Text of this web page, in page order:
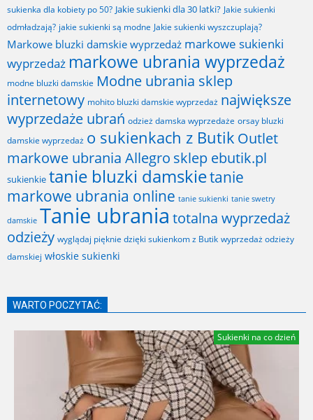
sukienka dla kobiety po 50? Jakie sukienki dla 30 latki? Jakie sukienki
odmładzają? jakie sukienki są modne Jakie sukienki wyszczuplają?
Markowe bluzki damskie wyprzedaż markowe sukienki
wyprzedaż markowe ubrania wyprzedaż
modne bluzki damskie Modne ubrania sklep
internetowy mohito bluzki damskie wyprzedaż największe
wyprzedaże ubrań odzież damska wyprzedaże orsay bluzki
damskie wyprzedaż o sukienkach z Butik Outlet
markowe ubrania Allegro sklep ebutik.pl
sukienkie tanie bluzki damskietanie
markowe ubrania online tanie sukienki tanie swetry
damskie Tanie ubrania totalna wyprzedaż
odzieży wyglądaj pięknie dzięki sukienkom z Butik wyprzedaż odzieży
damskiej włoskie sukienki
WARTO POCZYTAĆ:
Sukienki na co dzień